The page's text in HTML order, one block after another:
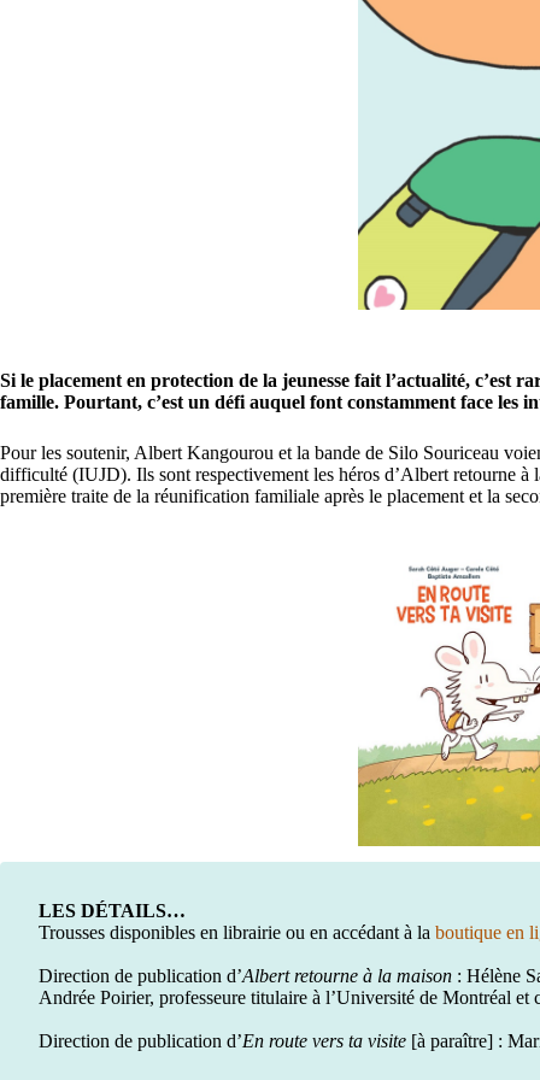
Si le placement en protection de la jeunesse fait l’actualité, c’est
famille. Pourtant, c’est un défi auquel font constamment face les
Pour les soutenir, Albert Kangourou et la bande de Silo Souriceau
difficulté (IUJD). Ils sont respectivement les héros d’Albert retourne à
première traite de la réunification familiale après le placement et la
LES DÉTAILS…
Trousses disponibles en librairie ou en accédant à la boutique en
Direction de publication d’Albert retourne à la maison : Hélène
Andrée Poirier, professeure titulaire à l’Université de Montréal et
Direction de publication d’En route vers ta visite [à paraître] :